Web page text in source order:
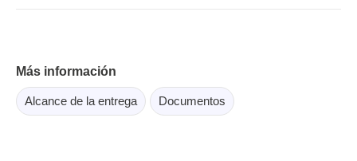
Más información
Alcance de la entrega Documentos